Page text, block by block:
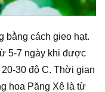
bằng cách gieo hạt.
5-7 ngày khi được
30 độ C. Thời gian
hoa Păng Xê là từ